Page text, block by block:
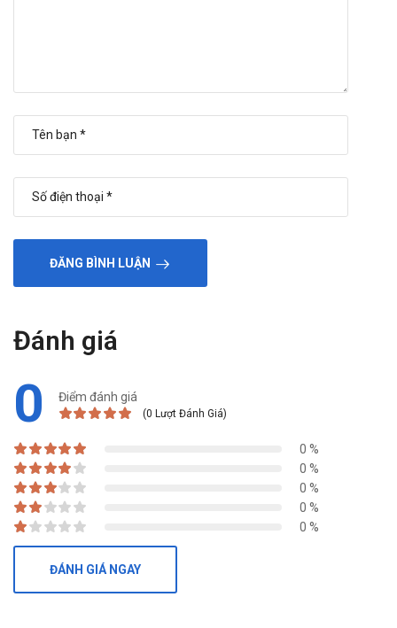
ĐĂNG BÌNH LUẬN
Đánh giá
0 Điểm đánh giá
(0 Lượt Đánh Giá)
0 %
0 %
0 %
0 %
0 %
ĐÁNH GIÁ NGAY